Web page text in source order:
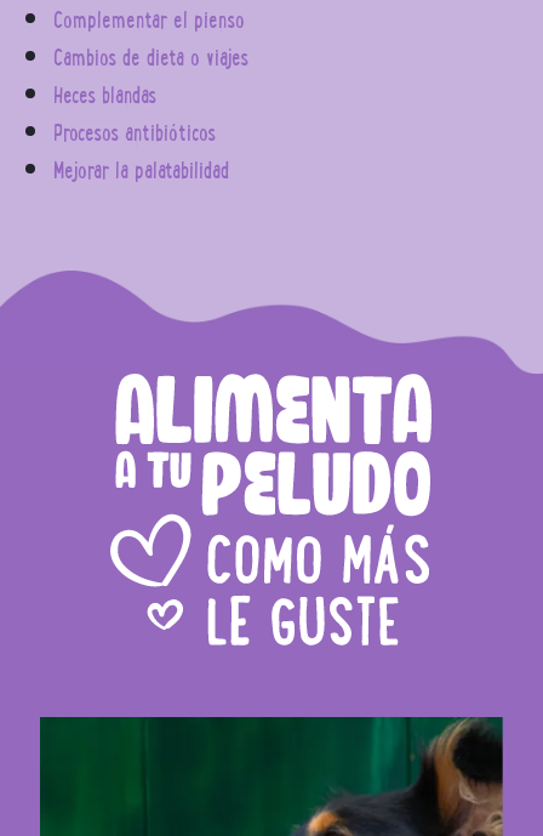
Complementar el pienso
Cambios de dieta o viajes
Heces blandas
Procesos antibióticos
Mejorar la palatabilidad